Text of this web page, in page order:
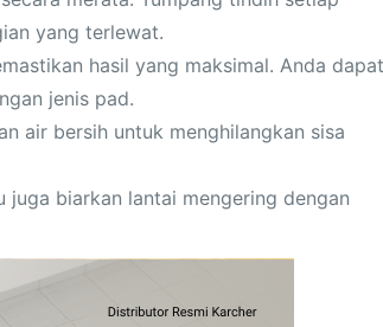
yang terlewat.
hasil yang maksimal. Anda
jenis pad.
air bersih untuk menghilangkan sisa
juga biarkan lantai mengering dengan